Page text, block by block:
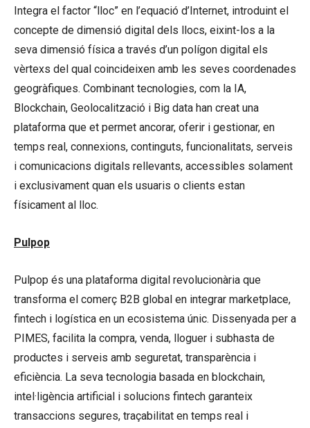
Integra el factor “lloc” en l’equació d’Internet, introduint el
concepte de dimensió digital dels llocs, eixint-los a la
seva dimensió física a través d’un polígon digital els
vèrtexs del qual coincideixen amb les seves coordenades
geogràfiques. Combinant tecnologies, com la IA,
Blockchain, Geolocalització i Big data han creat una
plataforma que et permet ancorar, oferir i gestionar, en
temps real, connexions, continguts, funcionalitats, serveis
i comunicacions digitals rellevants, accessibles solament
i exclusivament quan els usuaris o clients estan
físicament al lloc.
Pulpop
Pulpop és una plataforma digital revolucionària que
transforma el comerç B2B global en integrar marketplace,
fintech i logística en un ecosistema únic. Dissenyada per a
PIMES, facilita la compra, venda, lloguer i subhasta de
productes i serveis amb seguretat, transparència i
eficiència. La seva tecnologia basada en blockchain,
intel·ligència artificial i solucions fintech garanteix
transaccions segures, traçabilitat en temps real i